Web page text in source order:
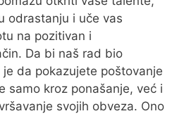
odrastanju i uče vas
na pozitivan i
Da bi naš rad bio
da pokazujete poštovanje
samo kroz ponašanje, već i
svojih obveza. Ono